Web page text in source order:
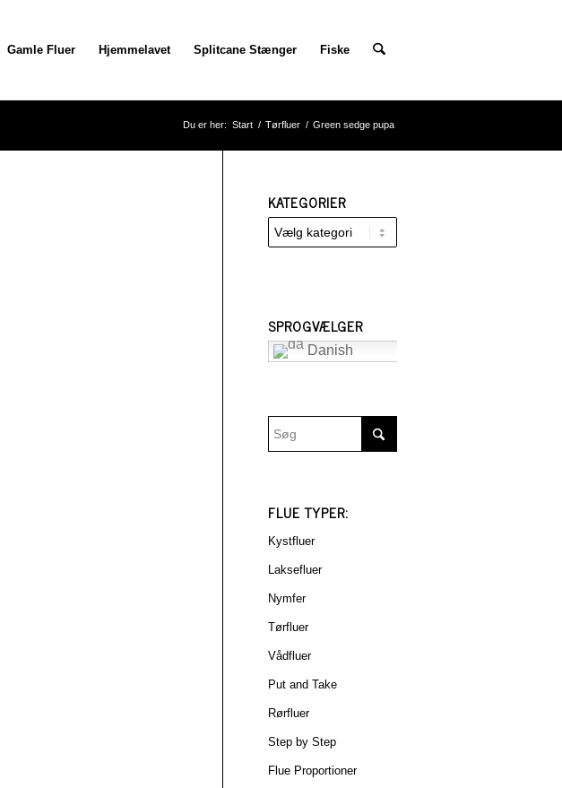
Gamle Fluer Hjemmelavet Splitcane Stænger Fiske
Du er her: Start / Tørfluer / Green sedge pupa
KATEGORIER
Kategorier
SPROGVÆLGER
Danish
FLUE TYPER:
Kystfluer
Laksefluer
Nymfer
Tørfluer
Vådfluer
Put and Take
Rørfluer
Step by Step
Flue Proportioner